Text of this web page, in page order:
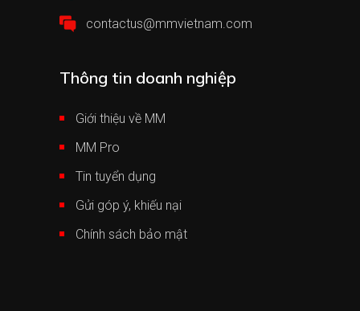
contactus@mmvietnam.com
Thông tin doanh nghiệp
Giới thiệu về MM
MM Pro
Tin tuyển dụng
Gửi góp ý, khiếu nại
Chính sách bảo mật